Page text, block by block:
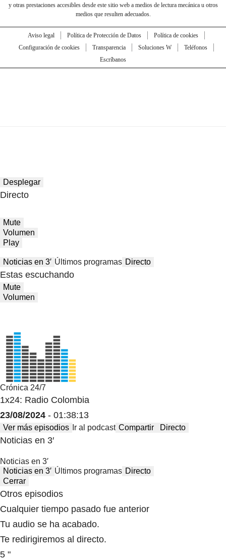
y otras prestaciones accesibles desde este sitio web a medios de lectura mecánica u otros
medios que resulten adecuados.
Aviso legal Política de Protección de Datos
Política de cookies
Configuración de cookies
Transparencia Soluciones W
Teléfonos
Escríbanos
Desplegar
Directo
Mute
Volumen
Play
Noticias en 3′ Últimos programas Directo
Estas escuchando
Mute
Volumen
Crónica 24/7
1x24: Radio Colombia
23/08/2024 - 01:38:13
Ver más episodios Ir al podcast Compartir Directo
Noticias en 3′
Noticias en 3′
Noticias en 3′ Últimos programas Directo
Cerrar
Otros episodios
Cualquier tiempo pasado fue anterior
Tu audio se ha acabado.
Te redirigiremos al directo.
5 "